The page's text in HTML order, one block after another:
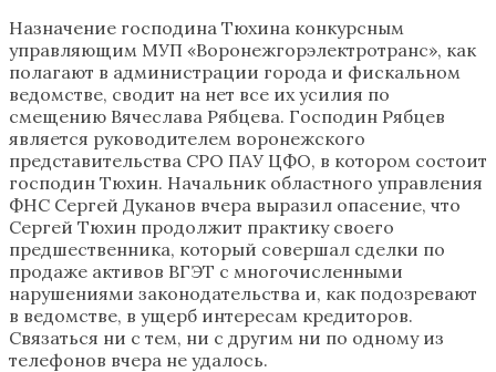
Назначение господина Тюхина конкурсным
управляющим МУП «Воронежгорэлектротранс», как
полагают в администрации города и фискальном
ведомстве, сводит на нет все их усилия по
смещению Вячеслава Рябцева. Господин Рябцев
является руководителем воронежского
представительства СРО ПАУ ЦФО, в котором состоит
господин Тюхин. Начальник областного управления
ФНС Сергей Дуканов вчера выразил опасение, что
Сергей Тюхин продолжит практику своего
предшественника, который совершал сделки по
продаже активов ВГЭТ с многочисленными
нарушениями законодательства и, как подозревают
в ведомстве, в ущерб интересам кредиторов.
Связаться ни с тем, ни с другим ни по одному из
телефонов вчера не удалось.